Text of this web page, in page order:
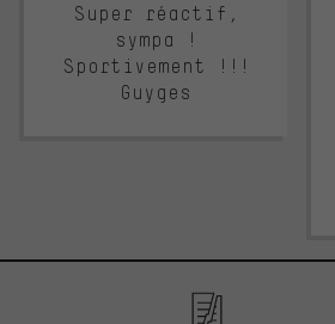
Super réactif,
sympa !
Sportivement !!!
Guyges